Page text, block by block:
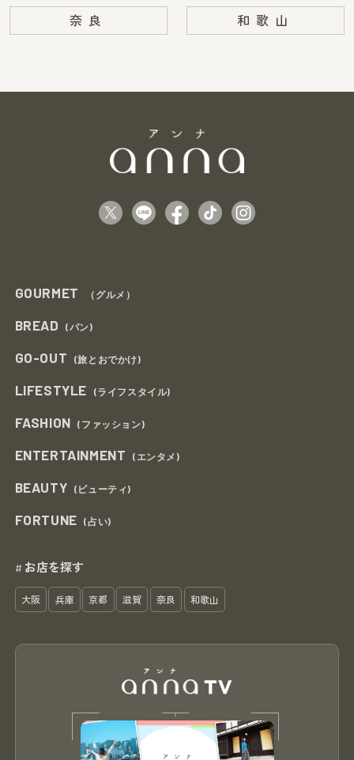
奈良 和歌山
GOURMET （グルメ）
BREAD (パン)
GO-OUT (旅とおでかけ)
LIFESTYLE (ライフスタイル)
FASHION (ファッション)
ENTERTAINMENT (エンタメ)
BEAUTY (ビューティ)
FORTUNE (占い)
# お店を探す
大阪 兵庫 京都 滋賀 奈良 和歌山